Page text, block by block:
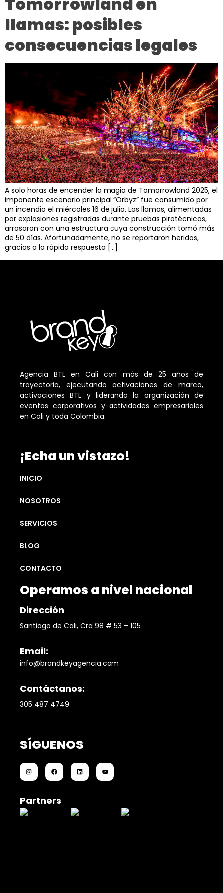
llamas: posibles
consecuencias legales
A solo horas de encender la magia de Tomorrowland 2025, el
imponente escenario principal “Orbyz” fue consumido por
un incendio el miércoles 16 de julio. Las llamas, alimentadas
por explosiones registradas durante pruebas pirotécnicas,
arrasaron con una estructura cuya construcción tomó más
de 50 días. Afortunadamente, no se reportaron heridos,
gracias a la rápida respuesta […]
Agencia BTL en Cali con más de 25 años de
trayectoria, ejecutando activaciones de marca,
activaciones BTL y liderando la organización de
eventos corporativos y actividades empresariales
en Cali y toda Colombia.
¡Echa un vistazo!
INICIO
NOSOTROS
SERVICIOS
BLOG
CONTACTO
Operamos a nivel nacional
Dirección
Santiago de Cali, Cra 98 # 53 – 105
Email:
info@brandkeyagencia.com
Contáctanos:
305 487 4749
SÍGUENOS
Partners